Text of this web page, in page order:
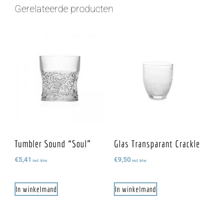
Gerelateerde producten
Tumbler Sound “Soul”
€5,41 incl. btw
In winkelmand
Glas Transparant Crackle
€9,50 incl. btw
In winkelmand